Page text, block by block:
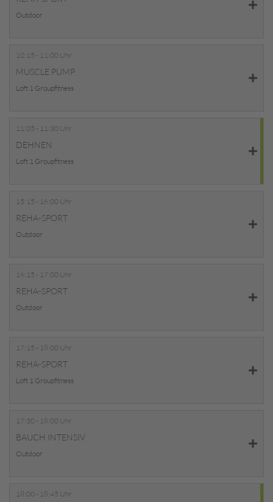
Outdoor
10:15 - 11:00 Uhr
MUSCLE PUMP
Loft 1 Groupfitness
11:05 - 11:30 Uhr
DEHNEN
Loft 1 Groupfitness
15:15 - 16:00 Uhr
REHA-SPORT
Outdoor
16:15 - 17:00 Uhr
REHA-SPORT
Outdoor
17:15 - 18:00 Uhr
REHA-SPORT
Loft 1 Groupfitness
17:30 - 18:00 Uhr
BAUCH INTENSIV
Outdoor
18:00 - 18:45 Uhr